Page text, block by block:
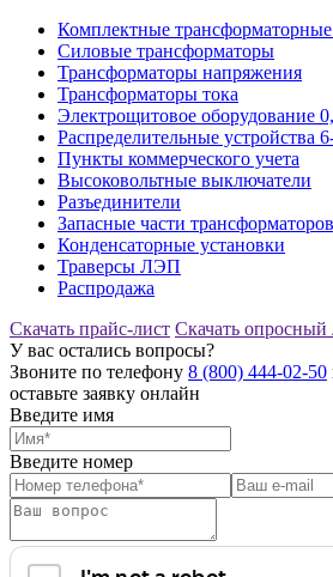
Комплектные
Силовые трансформаторы
Трансформаторы напряжения
Трансформаторы тока
Электрощитовое оборудование
Распределительные устройства
Пункты коммерческого учета
Высоковольтные выключатели
Разъединители
Запасные части трансформаторов
Конденсаторные установки
Траверсы ЛЭП
Распродажа
Скачать прайс-лист Скачать опросный
У вас остались вопросы?
Звоните по телефону 8 (800) 444-02-50
оставьте заявку онлайн
Введите имя
Введите номер